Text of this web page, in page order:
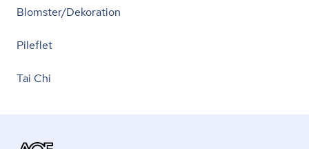
Blomster/Dekoration
Pileflet
Tai Chi